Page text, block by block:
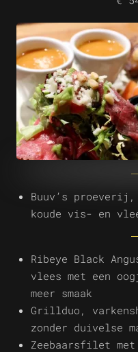
Buuv’s
koude vis- en
Ribeye Black
vlees met een
meer smaak
Grillduo,
zonder duivelse
Zeebaarsfilet met